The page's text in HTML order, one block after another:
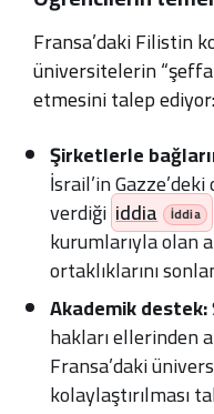
Fransa’daki Filistin
üniversitelerin
etmesini talep ediyor:
Şirketlerle
İsrail’in
verdiği iddia
kurumlarıyla olan
ortaklıklarını
Akademik destek:
hakları ellerinden
Fransa’daki
kolaylaştırılması